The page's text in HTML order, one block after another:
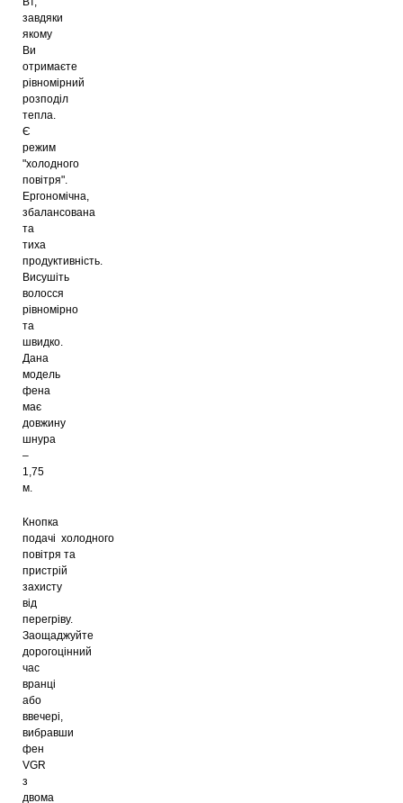
завдяки
якому
Ви
отримаєте
рівномірний
розподіл
тепла.
Є
режим
"холодного
повітря".
Ергономічна,
збалансована
та
тиха
продуктивність.
Висушіть
волосся
рівномірно
та
швидко.
Дана
модель
фена
має
довжину
шнура
– ​​
1,75
м.
Кнопка
подачі холодного
повітря та
пристрій
захисту
від
перегріву.
Заощаджуйте
дорогоцінний
час
вранці
або
ввечері,
вибравши
фен
VGR
з
двома